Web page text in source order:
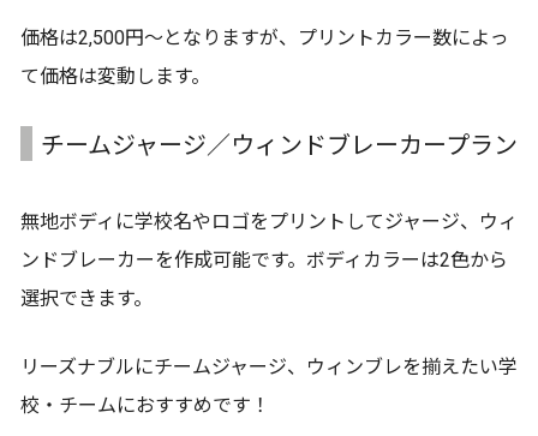
価格は2,500円～となりますが、プリントカラー数によっ
て価格は変動します。
チームジャージ／ウィンドブレーカープラン
無地ボディに学校名やロゴをプリントしてジャージ、ウィ
ンドブレーカーを作成可能です。ボディカラーは2色から
選択できます。
リーズナブルにチームジャージ、ウィンブレを揃えたい学
校・チームにおすすめです！